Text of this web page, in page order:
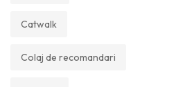
Catwalk
Colaj de recomandari